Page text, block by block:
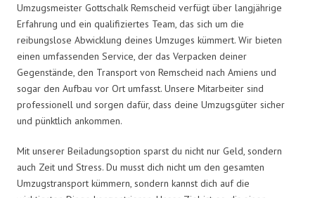
Umzugsmeister Gottschalk Remscheid verfügt über langjährige
Erfahrung und ein qualifiziertes Team, das sich um die
reibungslose Abwicklung deines Umzuges kümmert. Wir bieten
einen umfassenden Service, der das Verpacken deiner
Gegenstände, den Transport von Remscheid nach Amiens und
sogar den Aufbau vor Ort umfasst. Unsere Mitarbeiter sind
professionell und sorgen dafür, dass deine Umzugsgüter sicher
und pünktlich ankommen.
Mit unserer Beiladungsoption sparst du nicht nur Geld, sondern
auch Zeit und Stress. Du musst dich nicht um den gesamten
Umzugstransport kümmern, sondern kannst dich auf die